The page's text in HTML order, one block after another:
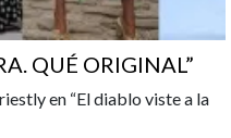
QUÉ ORIGINAL”
en “El diablo viste a la